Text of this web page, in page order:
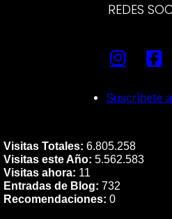
REDES
Suscríbete
Visitas Totales: 6.805.258
Visitas este Año: 5.562.583
Visitas ahora: 11
Entradas de Blog: 732
Recomendaciones: 0